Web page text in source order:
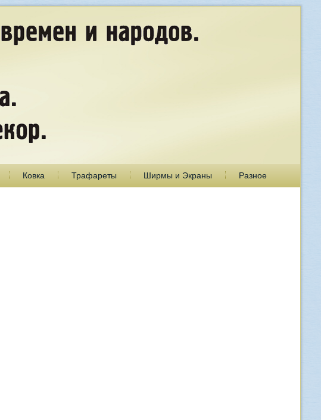
Ковка Трафареты Ширмы и Экраны Разное